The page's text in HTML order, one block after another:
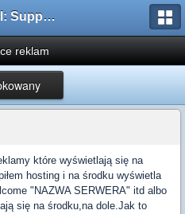
AMXX.pl: Support AMX Mod X i SourceMod
reklam
które wyświetlają się na
hosting i na środku wyświetla
"NAZWA SERWERA" itd albo
się na środku,na dole.Jak to